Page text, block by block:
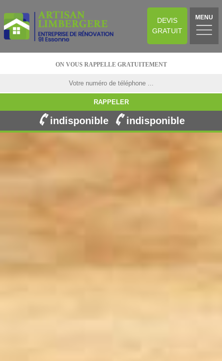
DEVIS
GRATUIT
MENU
ON VOUS RAPPELLE GRATUITEMENT
indisponible indisponible